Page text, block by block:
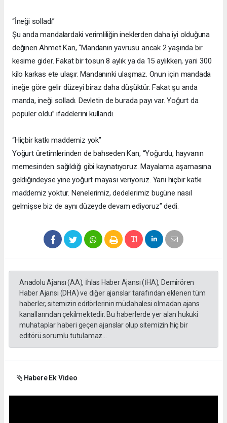
“İneği solladı”
Şu anda mandalardaki verimliliğin ineklerden daha iyi olduğuna
değinen Ahmet Kan, “Mandanın yavrusu ancak 2 yaşında bir
kesime gider. Fakat bir tosun 8 aylık ya da 15 aylıkken, yani 300
kilo karkas ete ulaşır. Mandanınki ulaşmaz. Onun için mandada
ineğe göre gelir düzeyi biraz daha düşüktür. Fakat şu anda
manda, ineği solladı. Devletin de burada payı var. Yoğurt da
popüler oldu” ifadelerini kullandı.
“Hiçbir katkı maddemiz yok”
Yoğurt üretimlerinden de bahseden Kan, “Yoğurdu, hayvanın
memesinden sağıldığı gibi kaynatıyoruz. Mayalama aşamasına
geldiğindeyse yine yoğurt mayası veriyoruz. Yani hiçbir katkı
maddemiz yoktur. Nenelerimiz, dedelerimiz bugüne nasıl
gelmişse biz de aynı düzeyde devam ediyoruz” dedi.
Anadolu Ajansı (AA), İhlas Haber Ajansı (İHA), Demirören
Haber Ajansı (DHA) ve diğer ajanslar tarafından eklenen tüm
haberler, sitemizin editörlerinin müdahalesi olmadan ajans
kanallarından çekilmektedir. Bu haberlerde yer alan hukuki
muhataplar haberi geçen ajanslar olup sitemizin hiç bir
editörü sorumlu tutulamaz...
Habere Ek Video